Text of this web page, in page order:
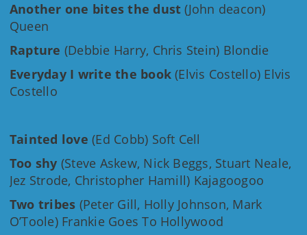
Another one bites the dust (John deacon)
Queen
Rapture (Debbie Harry, Chris Stein) Blondie
Everyday I write the book (Elvis Costello) Elvis
Costello
Tainted love (Ed Cobb) Soft Cell
Too shy (Steve Askew, Nick Beggs, Stuart Neale,
Jez Strode, Christopher Hamill) Kajagoogoo
Two tribes (Peter Gill, Holly Johnson, Mark
O’Toole) Frankie Goes To Hollywood